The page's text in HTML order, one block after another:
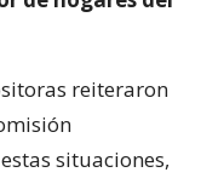
reiteraron
situaciones,